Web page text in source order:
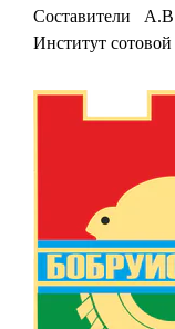
Составители
Институт сотовой